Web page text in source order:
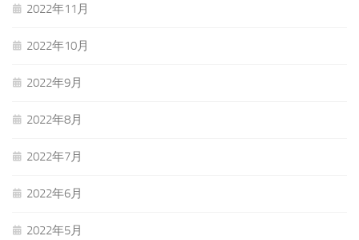
2022年11月
2022年10月
2022年9月
2022年8月
2022年7月
2022年6月
2022年5月